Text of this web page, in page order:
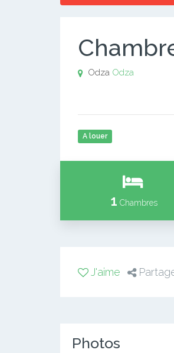
Odza Odza
A louer
1 Chambres
J'aime
Photos